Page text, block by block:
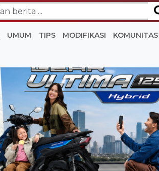
UMUM TIPS MODIFIKASI KOMUNITAS